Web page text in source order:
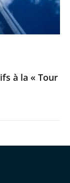
à la « Tour